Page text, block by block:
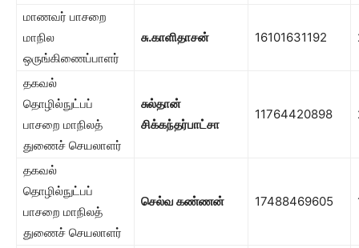
மாணவர் பாசறை
மாநில
ஒருங்கிணைப்பாளர்
சு.காளிதாசன் 16101631192
தகவல்
தொழில்நுட்பப்
பாசறை மாநிலத்
துணைச் செயலாளர்
சுல்தான்
சிக்கந்தர்பாட்சா
11764420898
தகவல்
தொழில்நுட்பப்
பாசறை மாநிலத்
துணைச் செயலாளர்
செல்வ கண்ணன் 17488469605